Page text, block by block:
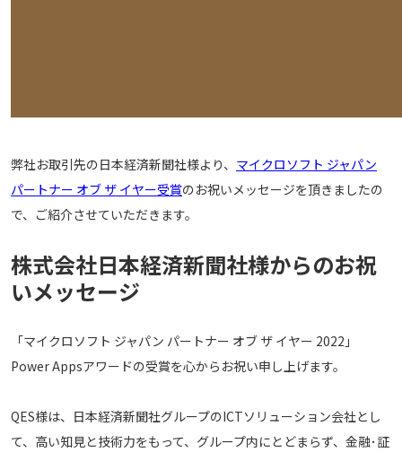
弊社お取引先の日本経済新聞社様より、 マイクロソフト ジャパン
パートナー オブ ザ イヤー受賞のお祝いメッセージを頂きましたの
で、ご紹介させていただきます。
株式会社日本経済新聞社様からのお祝
いメッセージ
「マイクロソフト ジャパン パートナー オブ ザ イヤー 2022」
Power Appsアワードの受賞を心からお祝い申し上げます。
QES様は、日本経済新聞社グループのICTソリューション会社とし
て、高い知見と技術力をもって、グループ内にとどまらず、金融･証